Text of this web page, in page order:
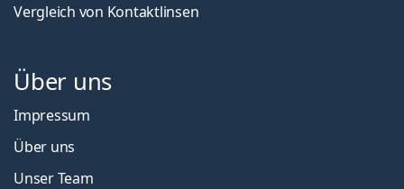
Vergleich von Kontaktlinsen
Über uns
Impressum
Über uns
Unser Team